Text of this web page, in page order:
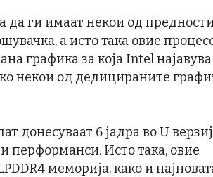
да ги имаат некои од
а исто така овие
графика за која Intel
некои од дедицираните
донесуваат 6 јадра во U
перформанси. Исто така, овие
меморија, како и